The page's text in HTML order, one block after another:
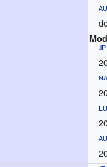
JP
NA
EU